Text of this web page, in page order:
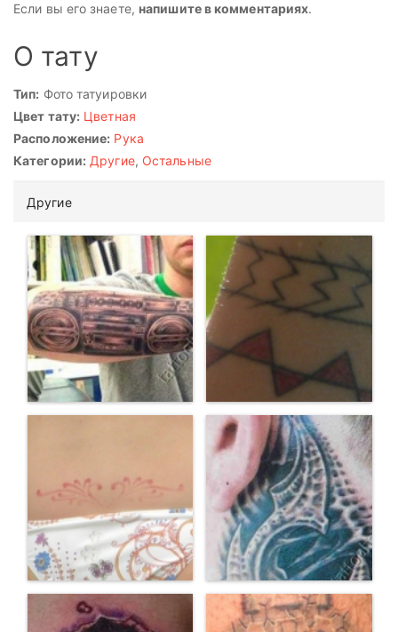
Если вы его знаете, напишите в комментариях.
О тату
Тип: Фото татуировки
Цвет тату: Цветная
Расположение: Рука
Категории: Другие, Остальные
Другие